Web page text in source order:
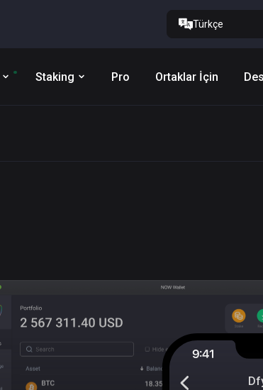
Türkçe
Staking Pro Ortaklar İçin